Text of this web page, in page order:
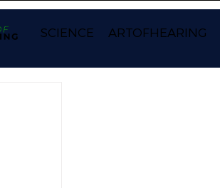
SCIENCE ARTOFHEARING